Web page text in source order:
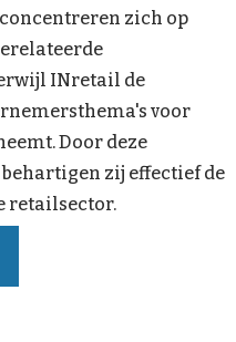
zich op
INretail de
voor
Door deze
zij effectief de
retailsector.